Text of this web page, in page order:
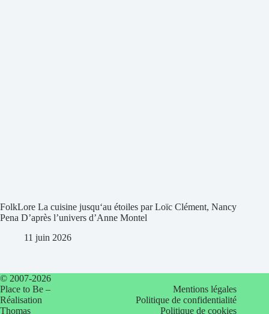
FolkLore La cuisine jusqu‘au étoiles par Loïc Clément, Nancy
Pena D’après l’univers d’Anne Montel
11 juin 2026
© 2007-2026
Place to Be –
Réalisation
Thomas
Mentions légales
Politique de confidentialité
Politique de cookies